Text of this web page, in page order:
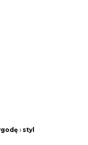
i styl